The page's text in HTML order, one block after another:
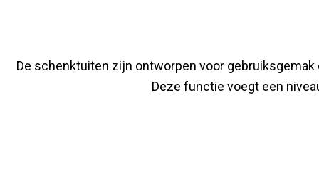
De schenktuiten zijn ontworpen voor
Deze functie voegt een